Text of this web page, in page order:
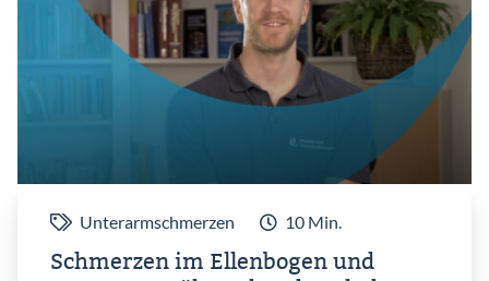
Unterarmschmerzen 10 Min.
Schmerzen im Ellenbogen und